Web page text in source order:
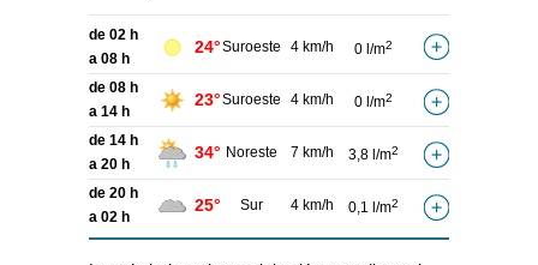
de 02 h
a 08 h
24°Suroeste 4 km/h 0 l/m2
de 08 h
a 14 h
23°Suroeste 4 km/h 0 l/m2
de 14 h
a 20 h
34° Noreste 7 km/h 3,8 l/m2
de 20 h
a 02 h
25° Sur 4 km/h 0,1 l/m2